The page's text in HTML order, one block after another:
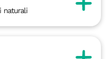
naturali